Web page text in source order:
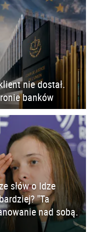
nie dostał.
banków
słów o Idze
"Ta
nad sobą.